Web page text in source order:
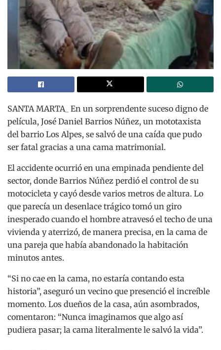
SANTA MARTA_ En un sorprendente suceso digno de
película, José Daniel Barrios Núñez, un mototaxista
del barrio Los Alpes, se salvó de una caída que pudo
ser fatal gracias a una cama matrimonial.
El accidente ocurrió en una empinada pendiente del
sector, donde Barrios Núñez perdió el control de su
motocicleta y cayó desde varios metros de altura. Lo
que parecía un desenlace trágico tomó un giro
inesperado cuando el hombre atravesó el techo de una
vivienda y aterrizó, de manera precisa, en la cama de
una pareja que había abandonado la habitación
minutos antes.
“Si no cae en la cama, no estaría contando esta
historia”, aseguró un vecino que presenció el increíble
momento. Los dueños de la casa, aún asombrados,
comentaron: “Nunca imaginamos que algo así
pudiera pasar; la cama literalmente le salvó la vida”.